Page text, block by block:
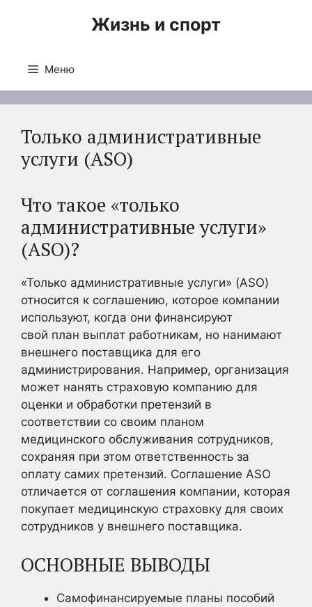
Жизнь и спорт
Меню
Только административные
услуги (ASO)
Что такое «только
административные услуги»
(ASO)?
«Только административные услуги» (ASO)
относится к соглашению, которое компании
используют, когда они финансируют
свой план выплат работникам, но нанимают
внешнего поставщика для его
администрирования. Например, организация
может нанять страховую компанию для
оценки и обработки претензий в
соответствии со своим планом
медицинского обслуживания сотрудников,
сохраняя при этом ответственность за
оплату самих претензий. Соглашение ASO
отличается от соглашения компании, которая
покупает медицинскую страховку для своих
сотрудников у внешнего поставщика.
ОСНОВНЫЕ ВЫВОДЫ
Самофинансируемые планы пособий